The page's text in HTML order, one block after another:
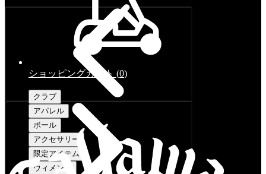
ショッピングカート (0)
クラブ
アパレル
ボール
アクセサリー
限定アイテム
ウィメンズ